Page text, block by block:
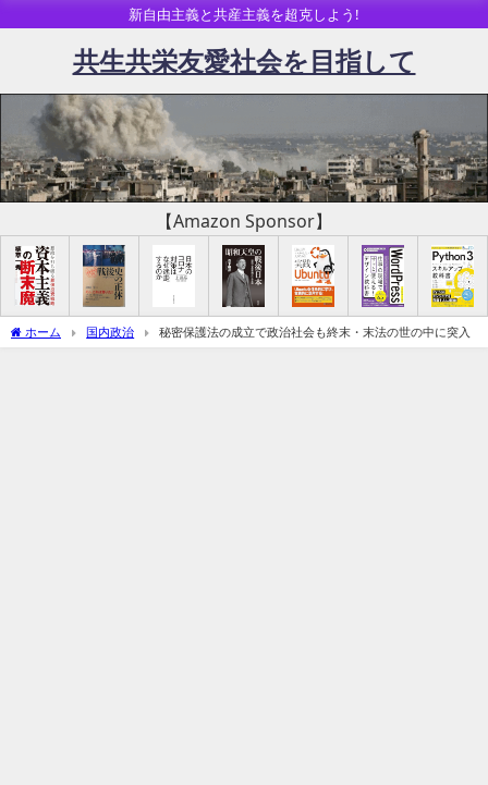
新自由主義と共産主義を超克しよう!
共生共栄友愛社会を目指して
【Amazon Sponsor】
ホーム 国内政治 秘密保護法の成立で政治社会も終末・末法の世の中に突入